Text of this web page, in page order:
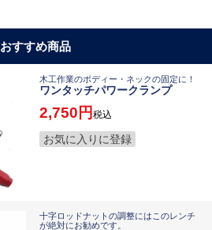
おすすめ商品
木工作業のボディー・ネックの固定に！
ワンタッチパワークランプ
2,750 税込
お気に入りに登録
十字ロッドナットの調整にはこのレンチ
が絶対にお勧めです。